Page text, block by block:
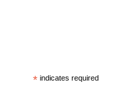
* indicates required